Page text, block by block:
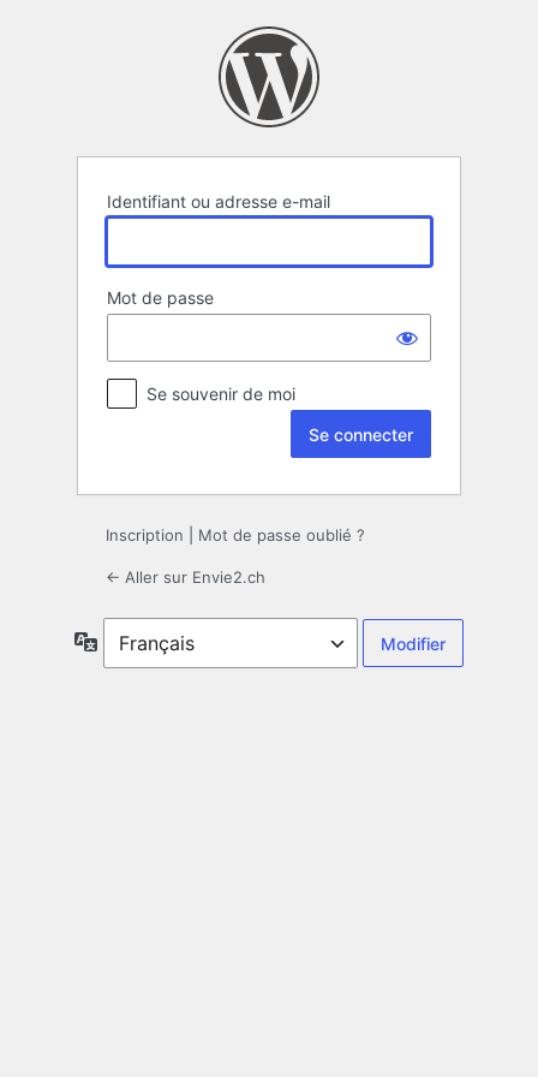
Identifiant ou adresse e-mail
Mot de passe
Se souvenir de moi
Inscription Mot de passe oublié ?
← Aller sur Envie2.ch
Langue